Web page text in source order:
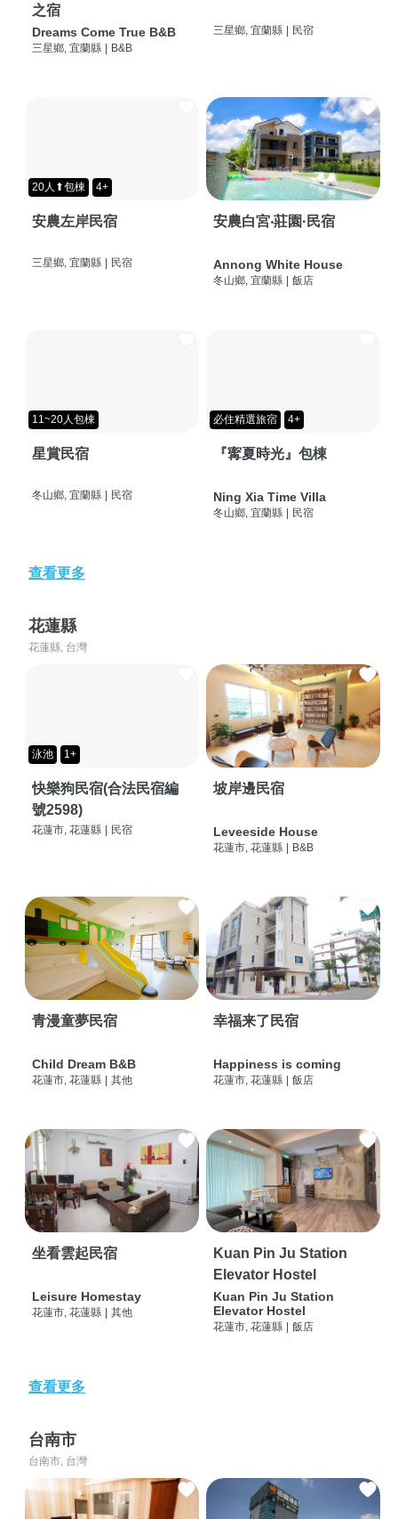
之宿
Dreams Come True B&B
三星鄉, 宜蘭縣 | B&B
三星鄉, 宜蘭縣 | 民宿
20人⬆包棟 4+
安農左岸民宿
三星鄉, 宜蘭縣 | 民宿
安農白宮‧莊園·民宿
Annong White House
冬山鄉, 宜蘭縣 | 飯店
11~20人包棟
星賞民宿
冬山鄉, 宜蘭縣 民宿
必住精選旅宿 4+
『寗夏時光』包棟
Ning Xia Time Villa
冬山鄉, 宜蘭縣 民宿
查看更多
花蓮縣
花蓮縣, 台灣
泳池 1+
快樂狗民宿(合法民宿編
號2598)
花蓮市, 花蓮縣 民宿
坡岸邊民宿
Leveeside House
花蓮市, 花蓮縣 B&B
青漫童夢民宿
Child Dream B&B
花蓮市, 花蓮縣 其他
幸福来了民宿
Happiness is coming
花蓮市, 花蓮縣 飯店
坐看雲起民宿
Leisure Homestay
花蓮市, 花蓮縣 其他
Kuan Pin Ju Station
Elevator Hostel
Kuan Pin Ju Station
Elevator Hostel
花蓮市, 花蓮縣 飯店
查看更多
台南市
台南市, 台灣